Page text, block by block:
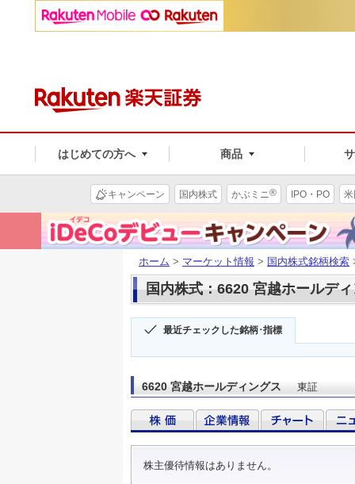
はじめての方へ 商品
キャンペーン 国内株式 かぶミニ® IPO・PO
ホーム > マーケット情報 > 国内株式銘柄検索
国内株式：6620 宮越ホールデ
最近チェックした銘柄･指標
6620 宮越ホールディングス 東証
株主優待情報はありません。